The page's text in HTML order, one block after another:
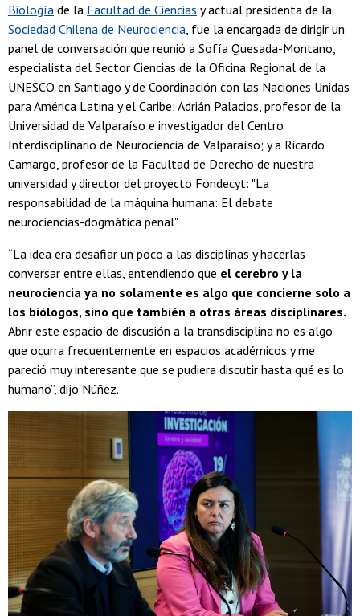
Biología de la Facultad de Ciencias y actual presidenta de la
Sociedad Chilena de Neurociencia , fue la encargada de dirigir un
panel de conversación que reunió a Sofía Quesada-Montano,
especialista del Sector Ciencias de la Oficina Regional de la
UNESCO en Santiago y de Coordinación con las Naciones Unidas
para América Latina y el Caribe; Adrián Palacios, profesor de la
Universidad de Valparaíso e investigador del Centro
Interdisciplinario de Neurociencia de Valparaíso; y a Ricardo
Camargo, profesor de la Facultad de Derecho de nuestra
universidad y director del proyecto Fondecyt: "La
responsabilidad de la máquina humana: El debate
neurociencias-dogmática penal".
“La idea era desafiar un poco a las disciplinas y hacerlas
conversar entre ellas, entendiendo que el cerebro y la
neurociencia ya no solamente es algo que concierne solo a
los biólogos, sino que también a otras áreas disciplinares.
Abrir este espacio de discusión a la transdisciplina no es algo
que ocurra frecuentemente en espacios académicos y me
pareció muy interesante que se pudiera discutir hasta qué es lo
humano”, dijo Núñez.